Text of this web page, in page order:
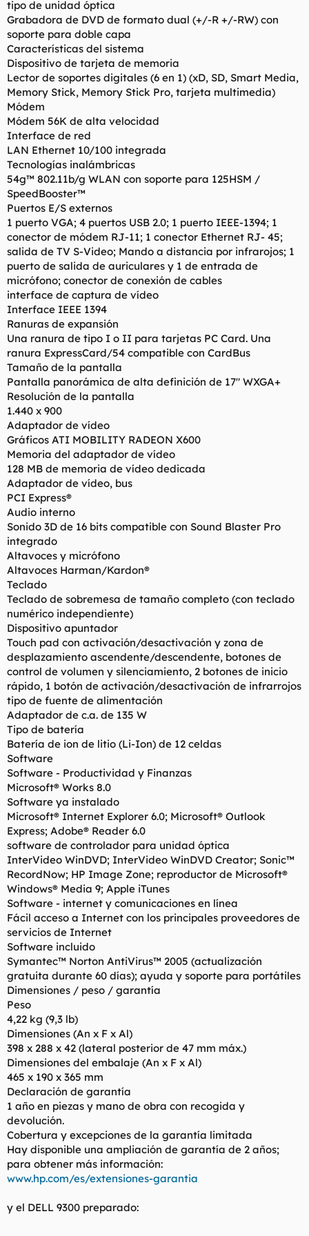
tipo de unidad óptica
Grabadora de DVD de formato dual (+/-R +/-RW) con
soporte para doble capa
Características del sistema
Dispositivo de tarjeta de memoria
Lector de soportes digitales (6 en 1) (xD, SD, Smart Media,
Memory Stick, Memory Stick Pro, tarjeta multimedia)
Módem
Módem 56K de alta velocidad
Interface de red
LAN Ethernet 10/100 integrada
Tecnologías inalámbricas
54g™ 802.11b/g WLAN con soporte para 125HSM /
SpeedBooster™
Puertos E/S externos
1 puerto VGA; 4 puertos USB 2.0; 1 puerto IEEE-1394; 1
conector de módem RJ-11; 1 conector Ethernet RJ- 45;
salida de TV S-Video; Mando a distancia por infrarojos; 1
puerto de salida de auriculares y 1 de entrada de
micrófono; conector de conexión de cables
interface de captura de vídeo
Interface IEEE 1394
Ranuras de expansión
Una ranura de tipo I o II para tarjetas PC Card. Una
ranura ExpressCard/54 compatible con CardBus
Tamaño de la pantalla
Pantalla panorámica de alta definición de 17" WXGA+
Resolución de la pantalla
1.440 x 900
Adaptador de vídeo
Gráficos ATI MOBILITY RADEON X600
Memoria del adaptador de vídeo
128 MB de memoria de vídeo dedicada
Adaptador de vídeo, bus
PCI Express®
Audio interno
Sonido 3D de 16 bits compatible con Sound Blaster Pro
integrado
Altavoces y micrófono
Altavoces Harman/Kardon®
Teclado
Teclado de sobremesa de tamaño completo (con teclado
numérico independiente)
Dispositivo apuntador
Touch pad con activación/desactivación y zona de
desplazamiento ascendente/descendente, botones de
control de volumen y silenciamiento, 2 botones de inicio
rápido, 1 botón de activación/desactivación de infrarrojos
tipo de fuente de alimentación
Adaptador de c.a. de 135 W
Tipo de batería
Batería de ion de litio (Li-Ion) de 12 celdas
Software
Software - Productividad y Finanzas
Microsoft® Works 8.0
Software ya instalado
Microsoft® Internet Explorer 6.0; Microsoft® Outlook
Express; Adobe® Reader 6.0
software de controlador para unidad óptica
InterVideo WinDVD; InterVideo WinDVD Creator; Sonic™
RecordNow; HP Image Zone; reproductor de Microsoft®
Windows® Media 9; Apple iTunes
Software - internet y comunicaciones en línea
Fácil acceso a Internet con los principales proveedores de
servicios de Internet
Software incluido
Symantec™ Norton AntiVirus™ 2005 (actualización
gratuita durante 60 días); ayuda y soporte para portátiles
Dimensiones / peso / garantía
Peso
4,22 kg (9,3 lb)
Dimensiones (An x F x Al)
398 x 288 x 42 (lateral posterior de 47 mm máx.)
Dimensiones del embalaje (An x F x Al)
465 x 190 x 365 mm
Declaración de garantía
1 año en piezas y mano de obra con recogida y
devolución.
Cobertura y excepciones de la garantía limitada
Hay disponible una ampliación de garantía de 2 años;
para obtener más información:
www.hp.com/es/extensiones-garantia
y el DELL 9300 preparado: